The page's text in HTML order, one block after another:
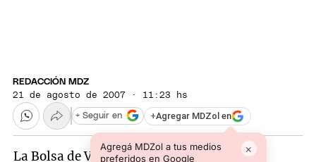
REDACCIÓN MDZ
21 de agosto de 2007 · 11:23 hs
+Agregar MDZol en
Agregá MDZol a tus medios
preferidos en Google
×
+ Seguir en
La Bolsa de Valores de Sao Paulo inició la